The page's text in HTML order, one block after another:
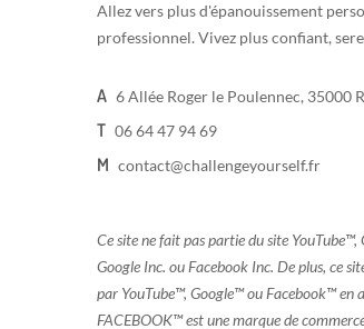
Allez vers plus d'épanouissement
professionnel. Vivez plus confiant,
A 6 Allée Roger le Poulennec, 35000
T 06 64 47 94 69
M contact@challengeyourself.fr
Ce site ne fait pas partie du site YouTube™,
Google Inc. ou Facebook Inc. De plus, ce
par YouTube™, Google™ ou Facebook™ en
FACEBOOK™ est une marque de